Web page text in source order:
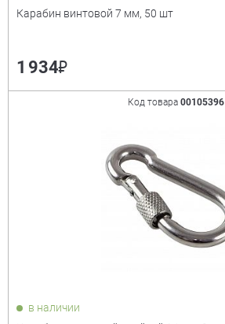
Карабин винтовой 7 мм, 50 шт
1 934₽
Код товара 00105396
в наличии